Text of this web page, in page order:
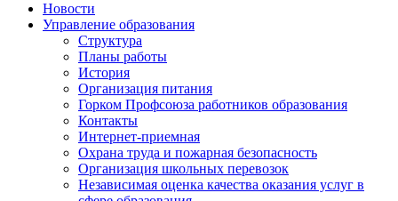
Новости
Управление образования
Структура
Планы работы
История
Организация питания
Горком Профсоюза работников образования
Контакты
Интернет-приемная
Охрана труда и пожарная безопасность
Организация школьных перевозок
Независимая оценка качества оказания услуг в